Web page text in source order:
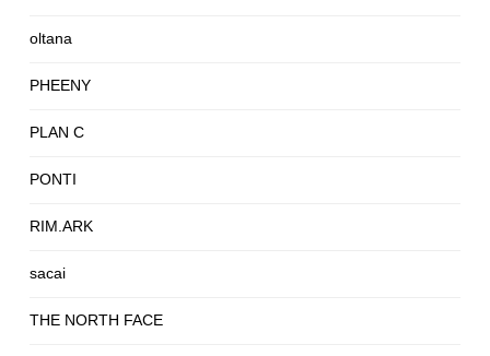
oltana
PHEENY
PLAN C
PONTI
RIM.ARK
sacai
THE NORTH FACE